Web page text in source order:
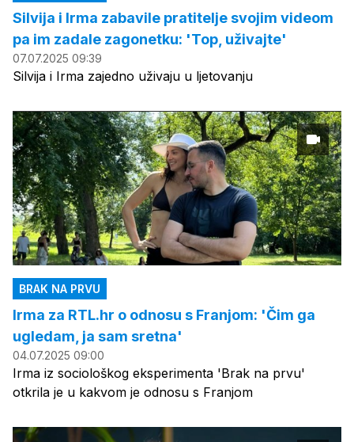
Silvija i Irma zabavile pratitelje svojim videom
pa im zadale zagonetku: 'Top, uživajte'
07.07.2025 09:39
Silvija i Irma zajedno uživaju u ljetovanju
BRAK NA PRVU
Irma za RTL.hr o odnosu s Franjom: 'Čim ga
ugledam, ja sam sretna'
04.07.2025 09:00
Irma iz sociološkog eksperimenta 'Brak na prvu'
otkrila je u kakvom je odnosu s Franjom